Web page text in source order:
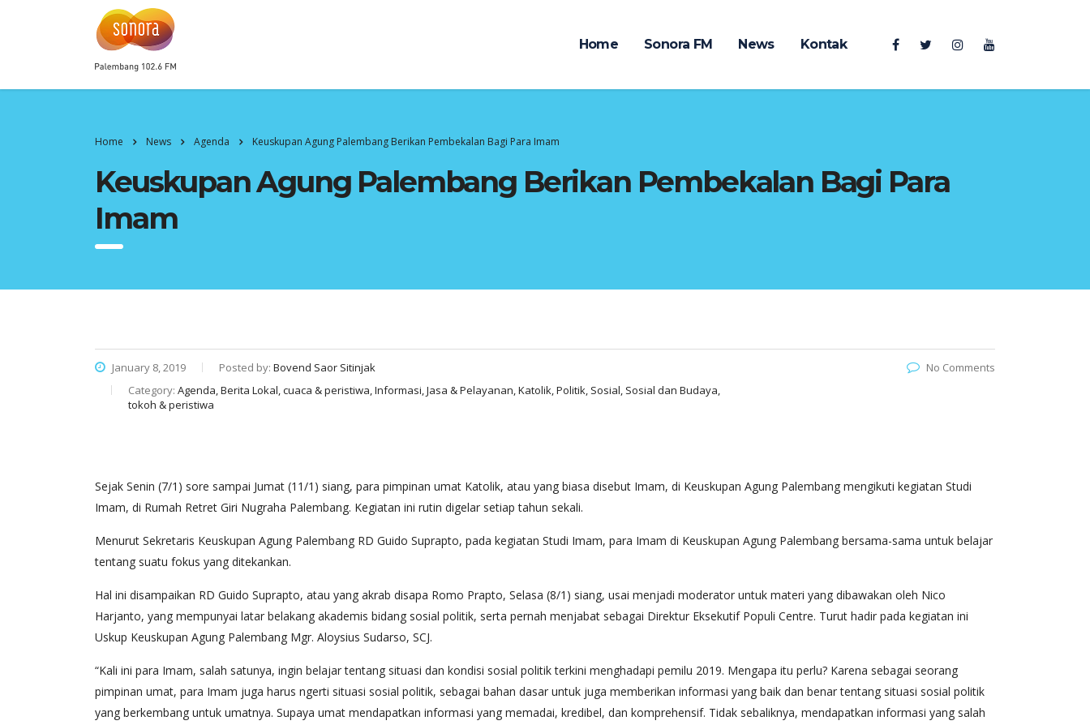
Home Sonora FM News Kontak
Home News Agenda Keuskupan Agung Palembang Berikan Pembekalan Bagi Para Imam
Keuskupan Agung Palembang Berikan Pembekalan Bagi Para
Imam
January 8, 2019 Posted by: Bovend Saor Sitinjak
Category: Agenda, Berita Lokal, cuaca & peristiwa, Informasi, Jasa & Pelayanan, Katolik, Politik, Sosial, Sosial dan Budaya,
tokoh & peristiwa
No Comments
Sejak Senin (7/1) sore sampai Jumat (11/1) siang, para pimpinan umat Katolik, atau yang biasa disebut Imam, di Keuskupan Agung Palembang mengikuti kegiatan Studi
Imam, di Rumah Retret Giri Nugraha Palembang. Kegiatan ini rutin digelar setiap tahun sekali.
Menurut Sekretaris Keuskupan Agung Palembang RD Guido Suprapto, pada kegiatan Studi Imam, para Imam di Keuskupan Agung Palembang bersama-sama untuk belajar
tentang suatu fokus yang ditekankan.
Hal ini disampaikan RD Guido Suprapto, atau yang akrab disapa Romo Prapto, Selasa (8/1) siang, usai menjadi moderator untuk materi yang dibawakan oleh Nico
Harjanto, yang mempunyai latar belakang akademis bidang sosial politik, serta pernah menjabat sebagai Direktur Eksekutif Populi Centre. Turut hadir pada kegiatan ini
Uskup Keuskupan Agung Palembang Mgr. Aloysius Sudarso, SCJ.
“Kali ini para Imam, salah satunya, ingin belajar tentang situasi dan kondisi sosial politik terkini menghadapi pemilu 2019. Mengapa itu perlu? Karena sebagai seorang
pimpinan umat, para Imam juga harus ngerti situasi sosial politik, sebagai bahan dasar untuk juga memberikan informasi yang baik dan benar tentang situasi sosial politik
yang berkembang untuk umatnya. Supaya umat mendapatkan informasi yang memadai, kredibel, dan komprehensif. Tidak sebaliknya, mendapatkan informasi yang salah